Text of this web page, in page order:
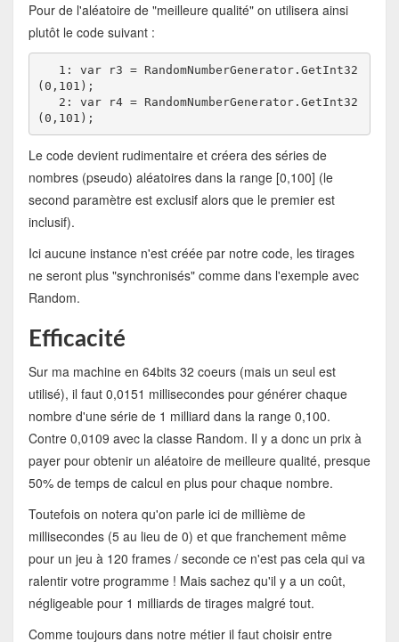
Pour de l'aléatoire de "meilleure qualité" on utilisera ainsi
plutôt le code suivant :
   1:
var r3 = RandomNumberGenerator.GetInt32
(0,101);
(0,101);
Le code devient rudimentaire et créera des séries de
nombres (pseudo) aléatoires dans la range [0,100] (le
second paramètre est exclusif alors que le premier est
inclusif).
Ici aucune instance n'est créée par notre code, les tirages
ne seront plus "synchronisés" comme dans l'exemple avec
Random.
Efficacité
Sur ma machine en 64bits 32 coeurs (mais un seul est
utilisé), il faut 0,0151 millisecondes pour générer chaque
nombre d'une série de 1 milliard dans la range 0,100.
Contre 0,0109 avec la classe Random. Il y a donc un prix à
payer pour obtenir un aléatoire de meilleure qualité, presque
50% de temps de calcul en plus pour chaque nombre.
Toutefois on notera qu'on parle ici de millième de
millisecondes (5 au lieu de 0) et que franchement même
pour un jeu à 120 frames / seconde ce n'est pas cela qui va
ralentir votre programme ! Mais sachez qu'il y a un coût,
négligeable pour 1 milliards de tirages malgré tout.
Comme toujours dans notre métier il faut choisir entre